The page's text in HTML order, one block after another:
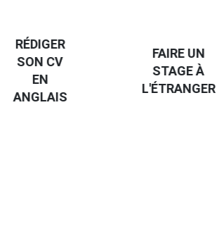
RÉDIGER
SON CV
EN
ANGLAIS
FAIRE UN
STAGE À
L'ÉTRANGER